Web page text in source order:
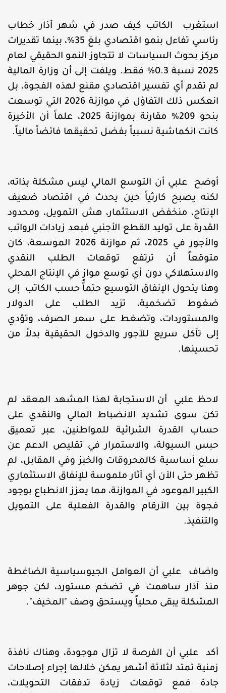
استغرب الكاتب كيف صدر في شهر آذار خطاب
رئاسي تفاءل بنمو اقتصادي بلغ 35%، بينما تقديرات
مركز بحوث السياسات لا تتجاوز النمو الحقيقي لعام
2025 نسبة 0.3% فقط. ويلفت إلى أن وزارة المالية
لم تقدم أي تفسير اقتصادي مقنع لهذه الفجوة، بل
انعكس ذلك التفاؤل في موازنة 2026 التي توسعت
بنحو 209% مقارنة بموازنة 2025، علماً أن الأخيرة
كانت انكماشية نسبياً بفضل تحقيقها فائضاً مالياً.
أوضح علبي أن التوسع المالي ليس مشكلة بذاته،
لكنه يصبح كارثياً حين يحدث في اقتصاد ضعيف
الإنتاج، منخفض الاستثمار، هش التمويل، ومحدود
القدرة على توليد القطع الأجنبي فبعد زيادات الرواتب
والأجور في 2025، ثم موازنة 2026 الموسعة، كان
متوقعاً أن ترتفع توقعات الطلب النقدي
والاستهلاكي دون أي توسع موازٍ في الإنتاج المحلي
وهنا يتحول الإنفاق التوسيع حتماً حسب الكاتب إلى
ضغوط تضخمية، تزيد الطلب على الدولار
والمستوردات، وتضغط على سعر الصرف، وتؤدي
إلى تآكل سريع للأجور والدخول الحقيقية بدلاً من
تحسينها.
لاحظ علبي أن الاستجابة لهذا المشهد المعقد لم
تكن سوى تشديد الانضباط المالي والنقدي على
حساب القدرة الشرائية للمواطنين، عبر تعميق
حبس السيولة، والاستمرار في تقليص الدعم عن
سلع أساسية كالمحروقات والخبز وفي المقابل، لم
تظهر حتى الآن أي آثار ملموسة للإنفاق الاستثماري
الكبير الموعود في الموازنة، مما يعزز الانطباع بوجود
فجوة بين الأرقام والقدرة الفعلية على التمويل
والتنفيذ.
واضاف علبي أن العوامل الجيوسياسية الضاغطة
منذ آذار ساهمت في تضخم مستورد، لكن جوهر
المشكلة يبقى محلياً ويستحق وصف "المخيف".
أكد علبي أن الفرصة لا تزال موجودة، وهناك نافذة
زمنية تمتد لثلاثة أشهر يمكن خلالها إجراء إصلاحات
جادة فمع توقعات زيادة تدفقات التحويلات،